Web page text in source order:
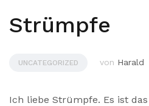
Strümpfe
UNCATEGORIZED von Harald
Ich liebe Strümpfe. Es ist